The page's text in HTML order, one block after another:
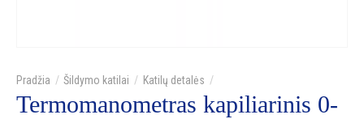
Šildymo katilai Katilų detalės
Termomanometras kapiliarinis 0-